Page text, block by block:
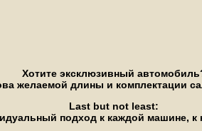
Хотите эксклюзивный
желаемой длины и комплектации
Last but not least:
подход к каждой машине, к